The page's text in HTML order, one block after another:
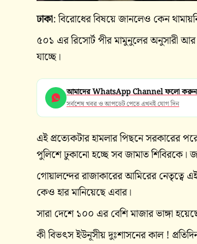
ঢাকা: বিরোধের বিষয়ে জানলেও কেন
৫০১ এর রিসোর্ট পীর মামুনুলের অনুসারী আর
যাচ্ছে।
আমাদের WhatsApp Channel ফলো করুন
সর্বশেষ খবর ও আপডেট পেতে এখনই যোগ দিন
এই প্রত্যেকটার হামলার পিছনে সরকারের
পুলিশে ঢুকানো হচ্ছে সব জামাত শিবিরকে।
গোয়ালন্দের রাজাকারের আমিরের নেতৃত্বে
কেও হার মানিয়েছে এবার।
সারা দেশে ১০০ এর বেশি মাজার ভাঙ্গা
কী বিভৎস ইউনূসীয় দুঃশাসনের কাল !